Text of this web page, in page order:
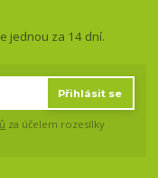
jednou za 14 dní.
Přihlásit se
za účelem rozesílky